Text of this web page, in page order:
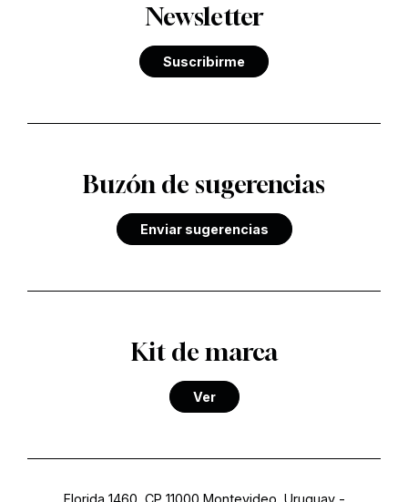
Newsletter
Suscribirme
Buzón de sugerencias
Enviar sugerencias
Kit de marca
Ver
Florida 1460, CP 11000 Montevideo, Uruguay-